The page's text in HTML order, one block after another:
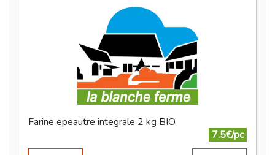
Farine epeautre integrale 2 kg BIO
7.5€/pc